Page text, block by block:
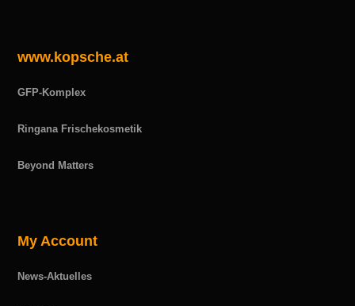
www.kopsche.at
GFP-Komplex
Ringana Frischekosmetik
Beyond Matters
My Account
News-Aktuelles